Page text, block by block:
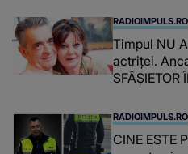
RADIOIMPULS.RO
Timpul NU
actriței.
SFÂȘIETOR
timpul
RADIOIMPULS.RO
CINE ESTE